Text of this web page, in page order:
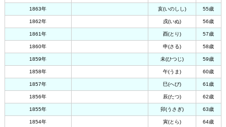
1863年 亥(いのしし) 55歳
1862年 戌(いぬ) 56歳
1861年 酉(とり) 57歳
1860年 申(さる) 58歳
1859年 未(ひつじ) 59歳
1858年 午(うま) 60歳
1857年 巳(へび) 61歳
1856年 辰(たつ) 62歳
1855年 卯(うさぎ) 63歳
1854年 寅(とら) 64歳